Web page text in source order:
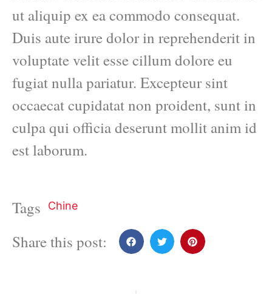
ut aliquip ex ea commodo consequat.
Duis aute irure dolor in reprehenderit in
voluptate velit esse cillum dolore eu
fugiat nulla pariatur. Excepteur sint
occaecat cupidatat non proident, sunt in
culpa qui officia deserunt mollit anim id
est laborum.
Tags Chine
Share this post: